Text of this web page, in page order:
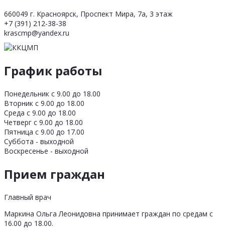
660049 г. Красноярск, Проспект Мира, 7а, 3 этаж
+7 (391) 212-38-38
krascmp@yandex.ru
График работы
Понедельник с 9.00 до 18.00
Вторник с 9.00 до 18.00
Среда с 9.00 до 18.00
Четверг с 9.00 до 18.00
Пятница с 9.00 до 17.00
Суббота - выходной
Воскресенье - выходной
Прием граждан
Главный врач
Маркина Ольга Леонидовна принимает граждан по средам с
16.00 до 18.00.